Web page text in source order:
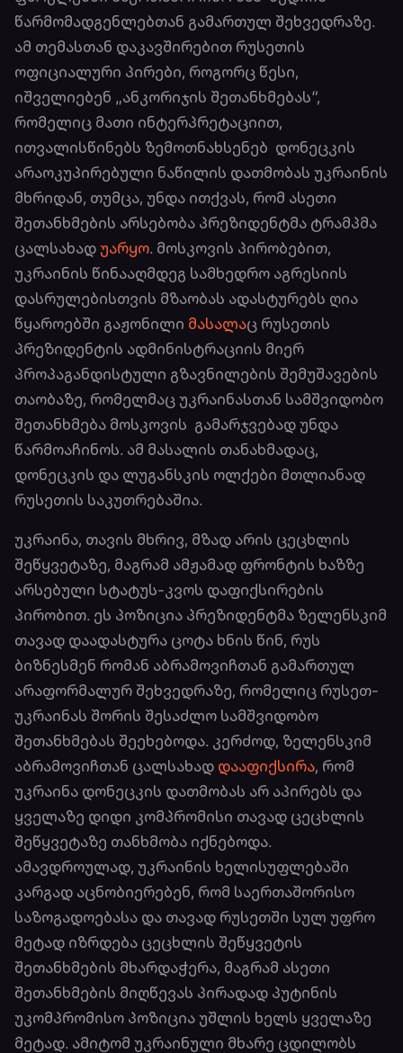
წარმომადგენლებთან გამართულ შეხვედრაზე.
ამ თემასთან დაკავშირებით რუსეთის
ოფიციალური პირები, როგორც წესი,
იშველიებენ „ანკორიჯის შეთანხმებას“,
რომელიც მათი ინტერპრეტაციით,
ითვალისწინებს ზემოთნახსენებ დონეცკის
არაოკუპირებული ნაწილის დათმობას უკრაინის
მხრიდან, თუმცა, უნდა ითქვას, რომ ასეთი
შეთანხმების არსებობა პრეზიდენტმა ტრამპმა
ცალსახადუარყო. მოსკოვის პირობებით,
უკრაინის წინააღმდეგ სამხედრო აგრესიის
დასრულებისთვის მზაობას ადასტურებს ღია
წყაროებში გაჟონილი მასალაც რუსეთის
პრეზიდენტის ადმინისტრაციის მიერ
პროპაგანდისტული გზავნილების შემუშავების
თაობაზე, რომელმაც უკრაინასთან სამშვიდობო
შეთანხმება მოსკოვის გამარჯვებად უნდა
წარმოაჩინოს. ამ მასალის თანახმადაც,
დონეცკის და ლუგანსკის ოლქები მთლიანად
რუსეთის საკუთრებაშია.
უკრაინა, თავის მხრივ, მზად არის ცეცხლის
შეწყვეტაზე, მაგრამ ამჟამად ფრონტის ხაზზე
არსებული სტატუს-კვოს დაფიქსირების
პირობით. ეს პოზიცია პრეზიდენტმა ზელენსკიმ
თავად დაადასტურა ცოტა ხნის წინ, რუს
ბიზნესმენ რომან აბრამოვიჩთან გამართულ
არაფორმალურ შეხვედრაზე, რომელიც რუსეთ-
უკრაინას შორის შესაძლო სამშვიდობო
შეთანხმებას შეეხებოდა. კერძოდ, ზელენსკიმ
აბრამოვიჩთან ცალსახად დააფიქსირა, რომ
უკრაინა დონეცკის დათმობას არ აპირებს და
ყველაზე დიდი კომპრომისი თავად ცეცხლის
შეწყვეტაზე თანხმობა იქნებოდა.
ამავდროულად, უკრაინის ხელისუფლებაში
კარგად აცნობიერებენ, რომ საერთაშორისო
საზოგადოებასა და თავად რუსეთში სულ უფრო
მეტად იზრდება ცეცხლის შეწყვეტის
შეთანხმების მხარდაჭერა, მაგრამ ასეთი
შეთანხმების მიღწევას პირადად პუტინის
უკომპრომისო პოზიცია უშლის ხელს ყველაზე
მეტად. ამიტომ უკრაინული მხარე ცდილობს